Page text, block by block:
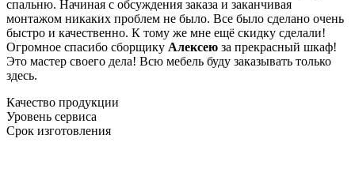
спальню. Начиная с обсуждения заказа и заканчивая
монтажом никаких проблем не было. Все было сделано очень
быстро и качественно. К тому же мне ещё скидку сделали!
Огромное спасибо сборщику Алексею за прекрасный шкаф!
Это мастер своего дела! Всю мебель буду заказывать только
здесь.
Качество продукции
Уровень сервиса
Срок изготовления